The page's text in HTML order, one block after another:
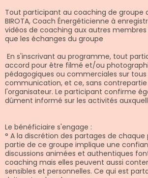
Tout participant au coaching de groupe
BIROTA, Coach Énergéticienne à
vidéos de coaching aux autres membres
que les échanges du groupe
En s'inscrivant au programme, tout
accord pour être filmé et/ou
pédagogiques ou commerciales sur
communication, et ce, sans
l'organisateur. Le participant confirme
dûment informé sur les activités
Le bénéficiaire s'engage :
° A la discrétion des partages de chaque
partie de ce groupe implique une
discussions animées et authentiques
coaching mais elles peuvent aussi
sensibles et personnelles. Ce qui est